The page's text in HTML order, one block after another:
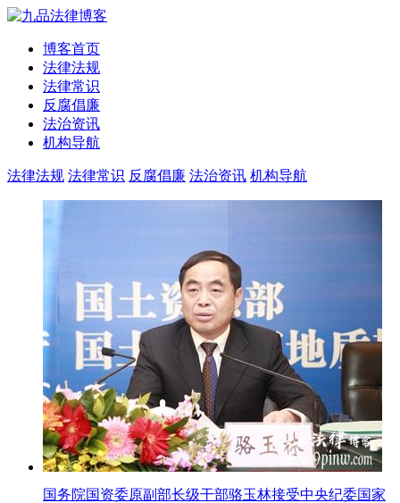
博客首页
法律法规
法律常识
反腐倡廉
法治资讯
机构导航
法律法规 法律常识 反腐倡廉 法治资讯 机构导航
国务院国资委原副部长级干部骆玉林接受中央纪委国家